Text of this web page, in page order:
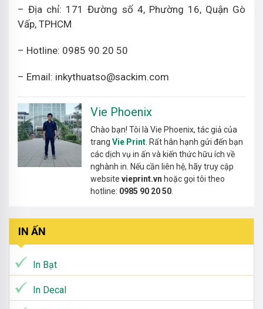
– Địa chỉ: 171 Đường số 4, Phường 16, Quận Gò
Vấp, TPHCM
– Hotline: 0985 90 20 50
– Email: inkythuatso@sackim.com
Vie Phoenix
Chào bạn! Tôi là Vie Phoenix, tác giả của
trangVie Print . Rất hân hạnh gửi đến bạn
các dịch vụ in ấn và kiến thức hữu ích về
nghành in. Nếu cần liên hệ, hãy truy cập
websitevieprint.vn hoặc gọi tôi theo
hotline: 0985 90 20 50
IN ẤN
In Bạt
In Decal